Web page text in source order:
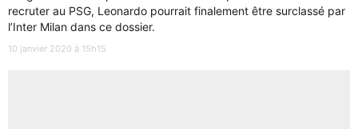
recruter au PSG, Leonardo pourrait finalement être surclassé par
l’Inter Milan dans ce dossier.
10 janvier 2020 à 15h15